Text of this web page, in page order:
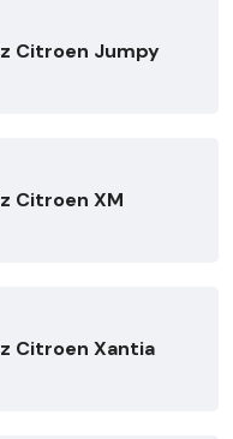
Citroen Jumpy
Citroen XM
Citroen Xantia